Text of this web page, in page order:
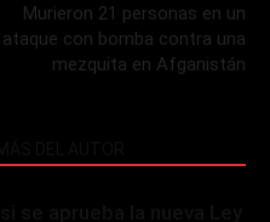
Murieron 21 personas en un
ataque con bomba contra una
mezquita en Afganistán